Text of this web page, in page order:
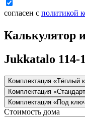
согласен с политикой
Калькулятор
Jukkatalo 114-
Комплектация «Тёплый
Комплектация
Комплектация «Под
Стоимость дома